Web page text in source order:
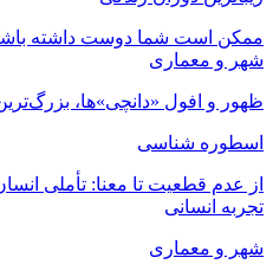
ممکن است شما دوست داشته
شهر و معماری
ظهور و افول «دانچی»ها،
اسطوره شناسی
از عدم قطعیت تا معنا: تأملی
تجربه انسانی
شهر و معماری